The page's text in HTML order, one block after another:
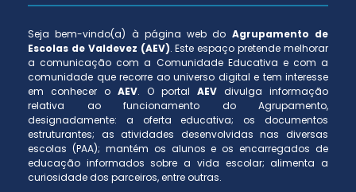
Seja bem-vindo(a) à página web do Agrupamento de
Escolas de Valdevez (AEV). Este espaço pretende melhorar
a comunicação com a Comunidade Educativa e com a
comunidade que recorre ao universo digital e tem interesse
em conhecer o AEV. O portal AEV divulga informação
relativa ao funcionamento do Agrupamento,
designadamente: a oferta educativa; os documentos
estruturantes; as atividades desenvolvidas nas diversas
escolas (PAA); mantém os alunos e os encarregados de
educação informados sobre a vida escolar; alimenta a
curiosidade dos parceiros, entre outras.